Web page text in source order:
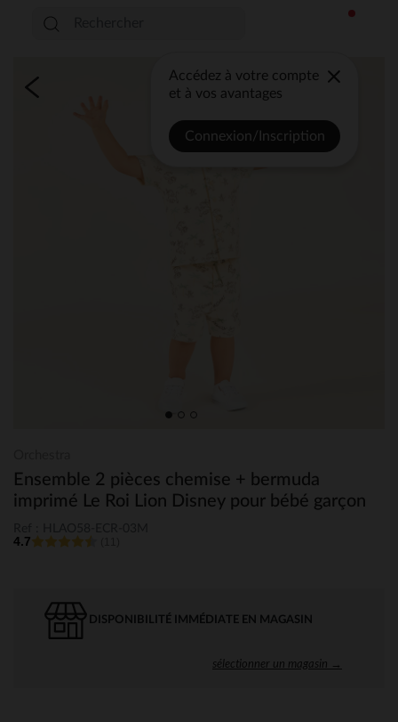
Accédez à votre compte
et à vos avantages
Connexion/Inscription
Ensemble 2 pièces chemise + bermuda
imprimé Le Roi Lion Disney pour bébé garçon
4.7
DISPONIBILITÉ IMMÉDIATE EN MAGASIN
sélectionner un magasin →